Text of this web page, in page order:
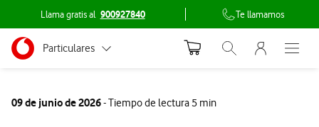
Llama gratis al 900927840 Te llamamos
Ir a la pagina principal de vodafone.es
Menu navegación Segmento
Particulares Abrir buscador.
Menu
Abre
09 de junio de 2026- Tiempo de lectura 5 min